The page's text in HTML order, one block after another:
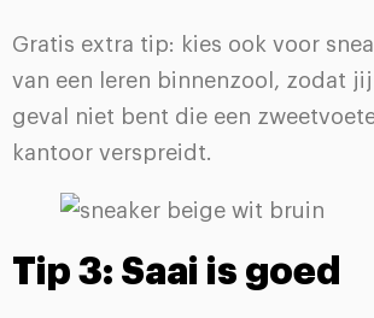
Gratis extra tip: kies ook voor
van een leren binnenzool, zodat
geval niet bent die een
kantoor verspreidt.
Tip 3: Saai is goed